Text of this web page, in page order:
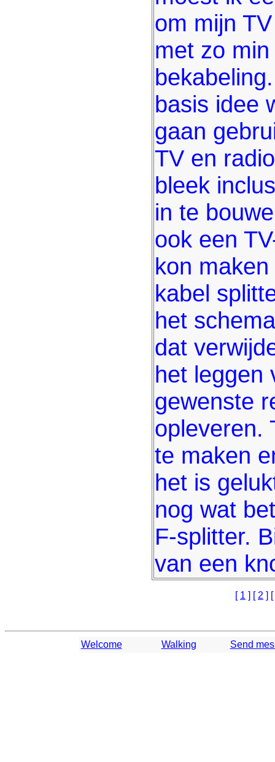
om mijn
met zo
basis idee
gaan
TV en
bleek
in te
ook een
kon
kabel
het
dat
het leggen
gewenste
opleveren.
te maken
het is
nog wat
F-splitter.
van een
[ 1 ] [2 ] [
Welcome Walking Send